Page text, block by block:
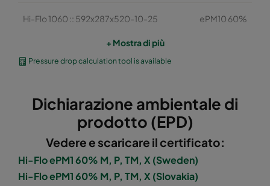
Hi-Flo 1060 :: 592x287x520-10-25 ePM10 60%
Hi-Flo 1060 :: 287x592x520-5-25
Hi-Flo 1060 :: 592x892x520-10-25
Hi-Flo 1060 :: 490x892x520-8-25 ePM10 60%
Hi-Flo 1060 :: 287x892x520-5-25
+ Mostra di più
Pressure drop calculation tool is available
Dichiarazione ambientale di
prodotto (EPD)
Vedere e scaricare il certificato:
Hi-Flo ePM1 60% M, P, TM, X (Sweden)
Hi-Flo ePM1 60% M, P, TM, X (Slovakia)